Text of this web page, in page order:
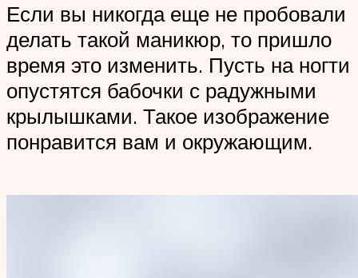
Если вы никогда еще не пробовали
делать такой маникюр, то пришло
время это изменить. Пусть на ногти
опустятся бабочки с радужными
крылышками. Такое изображение
понравится вам и окружающим.